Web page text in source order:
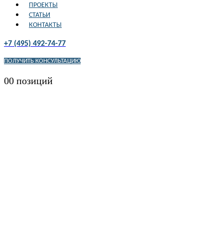
ПРОЕКТЫ
СТАТЬИ
КОНТАКТЫ
+7 (495) 492-74-77
ПОЛУЧИТЬ КОНСУЛЬТАЦИЮ
00 позиций